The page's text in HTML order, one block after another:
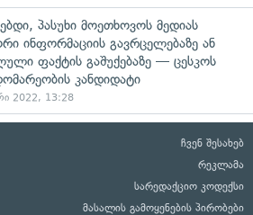
პასუხი მოეთხოვოს მედიას
ინფორმაციის გავრცელებაზე ან
ფაქტის გაშუქებაზე — ცესკოს
კანდიდატი
2022, 13:28
ჩვენ შესახებ
რეკლამა
სარედაქციო კოდექსი
მასალის გამოყენების პირობები